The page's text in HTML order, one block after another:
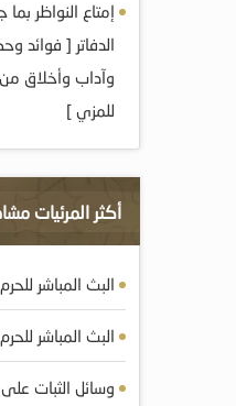
إمتاع النواظر
الدفاتر [
وآداب وأخلاق
للمزي ]
أكثر المرئيات
البث المباشر
البث المباشر
وسائل الثبات